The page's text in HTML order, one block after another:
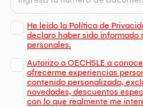
He leído la Política de
declaro haber sido informado
personales.
Autorizo a OECHSLE a
ofrecerme experiencias
contenido personalizado,
novedades, descuentos
con lo que realmente me